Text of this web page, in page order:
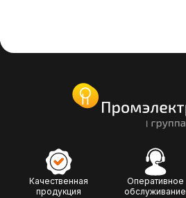
Качественная
продукция
Оперативное
обслуживание